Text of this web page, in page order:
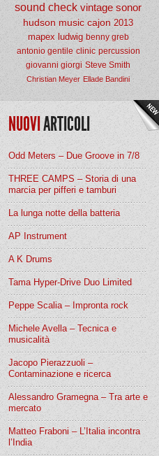
sound check vintage sonor
hudson music cajon 2013
mapex ludwig benny greb
antonio gentile clinic percussion
giovanni giorgi Steve Smith
Christian Meyer Ellade Bandini
NUOVIARTICOLI
Odd Meters – Due Groove in 7/8
THREE CAMPS – Storia di una
marcia per pifferi e tamburi
La lunga notte della batteria
AP Instrument
A K Drums
Tama Hyper-Drive Duo Limited
Peppe Scalia – Impronta rock
Michele Avella – Tecnica e
musicalità
Jacopo Pierazzuoli –
Contaminazione e ricerca
Alessandro Gramegna – Tra arte e
mercato
Matteo Fraboni – L’Italia incontra
l’India